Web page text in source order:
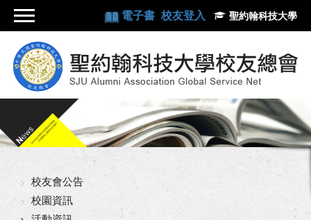
電子書 校友登入 聖約翰科技大學
校友會公告
校園資訊